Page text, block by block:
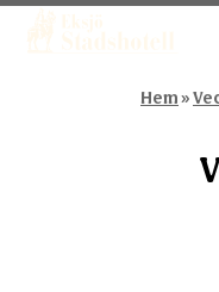
Hem»